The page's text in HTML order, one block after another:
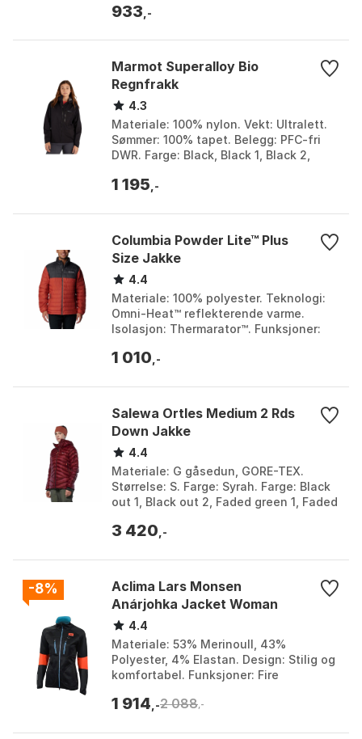
Lommer: Høye lommer m...
933 ,-
Marmot Superalloy Bio
Regnfrakk
4.3
Materiale: 100% nylon. Vekt: Ultralett.
Sømmer: 100% tapet. Belegg: PFC-fri
DWR. Farge: Black, Black 1, Black 2,
Rain clou...
1 195 ,-
Columbia Powder Lite™ Plus
Size Jakke
4.4
Materiale: 100% polyester. Teknologi:
Omni-Heat™ reflekterende varme.
Isolasjon: Thermarator™. Funksjoner:
Farge: Warp red ...
1 010 ,-
Salewa Ortles Medium 2 Rds
Down Jakke
4.4
Materiale: G gåsedun, GORE-TEX.
Størrelse: S. Farge: Syrah. Farge: Black
out 1, Black out 2, Faded green 1, Faded
Størrelse:...
3 420 ,-
-8%
Aclima Lars Monsen
Anárjohka Jacket Woman
4.4
Materiale: 53% Merinoull, 43%
Polyester, 4% Elastan. Design: Stilig og
komfortabel. Funksjoner: Fire
Fukttransporterende og luktresi...
1 914 ,-2 088,-